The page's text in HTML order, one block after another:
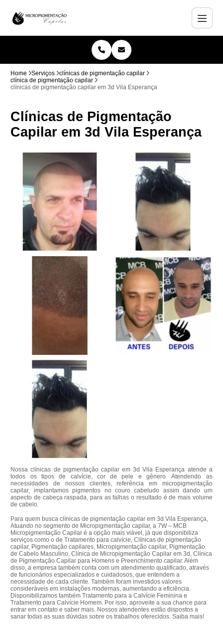
Home Serviços
clínicas de pigmentação capilar
clínica de pigmentação capilar
clínicas de pigmentação capilar em 3d Vila Esperança
Clínicas de Pigmentação
Capilar em 3d Vila Esperança
Nossa clínicas de pigmentação capilar em 3d Vila Esperança atende a
todos os tipos de calvície, cor de pele e gênero. Atendendo as
necessidades de nossos clientes, referência em micropigmentação
capilar, implantamos pigmentos no couro cabeludo assim dando um
aspecto de cabeça raspada, para as falhas o resultado é de mais volume
de cabelo.
Para quem busca clínicas de pigmentação capilar em 3d Vila Esperança,
Atuando no segmento de Micropigmentação capilar, a 7W – MCB
Micropigmentação Capilar é a opção mais viável, já que disponibiliza
serviços como o de Tratamento para calvície, Clínicas de pigmentação
capilar, Pigmentação capilares, Micropigmentação capilar, Pigmentação
de Cabelo Masculino, Clínica de Micropigmentação Capilar em 3d, Clínica
de Pigmentação Capilar para Homens e Preenchimento capilar. Além
disso, a empresa também conta com um atendimento qualificado, através
de funcionários especializados e cuidadosos, que entendem a
necessidade de cada cliente. Também foram investidos valores
consideráveis em instalações modernas, aumentando a eficiência.
Disponibilizamos também Tratamento para a Calvície Feminina e
Tratamento para Calvície Homem. Por isso, aproveite a sua chance para
entrar em contato e saber mais. Nossos atendentes estão dispostos a
sanar todas as suas dúvidas sobre os trabalhos oferecidos. Saiba mais!